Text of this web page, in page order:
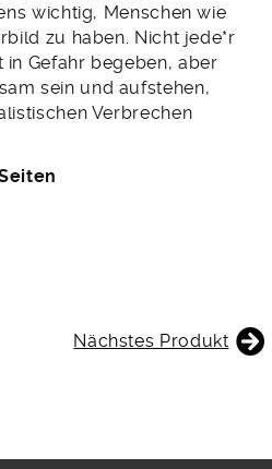
wichtig, Menschen wie
zu haben. Nicht jede*r
Gefahr begeben, aber
sein und aufstehen,
Verbrechen
Nächstes Produkt